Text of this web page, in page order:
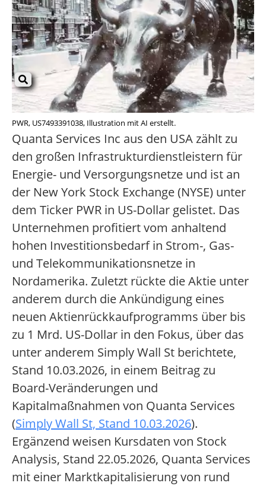
PWR, US7493391038, Illustration mit AI erstellt.
Quanta Services Inc aus den USA zählt zu
den großen Infrastrukturdienstleistern für
Energie- und Versorgungsnetze und ist an
der New York Stock Exchange (NYSE) unter
dem Ticker PWR in US-Dollar gelistet. Das
Unternehmen profitiert vom anhaltend
hohen Investitionsbedarf in Strom-, Gas-
und Telekommunikationsnetze in
Nordamerika. Zuletzt rückte die Aktie unter
anderem durch die Ankündigung eines
neuen Aktienrückkaufprogramms über bis
zu 1 Mrd. US-Dollar in den Fokus, über das
unter anderem Simply Wall St berichtete,
Stand 10.03.2026, in einem Beitrag zu
Board-Veränderungen und
Kapitalmaßnahmen von Quanta Services
(Simply Wall St, Stand 10.03.2026).
Ergänzend weisen Kursdaten von Stock
Analysis, Stand 22.05.2026, Quanta Services
mit einer Marktkapitalisierung von rund